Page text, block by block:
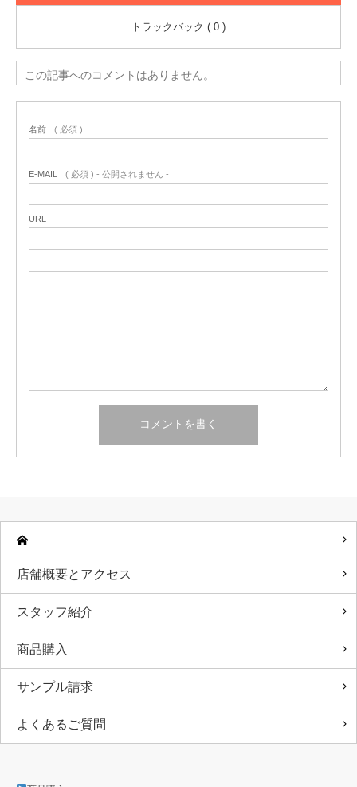
トラックバック ( 0 )
この記事へのコメントはありません。
名前 ( 必須 )
E-MAIL ( 必須 ) - 公開されません -
URL
店舗概要とアクセス
スタッフ紹介
商品購入
サンプル請求
よくあるご質問